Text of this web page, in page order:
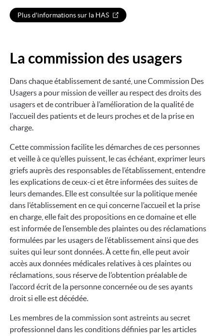
Plus d'informations sur la HAS
La commission des usagers
Dans chaque établissement de santé, une Commission Des
Usagers a pour mission de veiller au respect des droits des
usagers et de contribuer à l’amélioration de la qualité de
l’accueil des patients et de leurs proches et de la prise en
charge.
Cette commission facilite les démarches de ces personnes
et veille à ce qu’elles puissent, le cas échéant, exprimer leurs
griefs auprès des responsables de l’établissement, entendre
les explications de ceux-ci et être informées des suites de
leurs demandes. Elle est consultée sur la politique menée
dans l’établissement en ce qui concerne l’accueil et la prise
en charge, elle fait des propositions en ce domaine et elle
est informée de l’ensemble des plaintes ou des réclamations
formulées par les usagers de l’établissement ainsi que des
suites qui leur sont données. À cette fin, elle peut avoir
accès aux données médicales relatives à ces plaintes ou
réclamations, sous réserve de l’obtention préalable de
l’accord écrit de la personne concernée ou de ses ayants
droit si elle est décédée.
Les membres de la commission sont astreints au secret
professionnel dans les conditions définies par les articles